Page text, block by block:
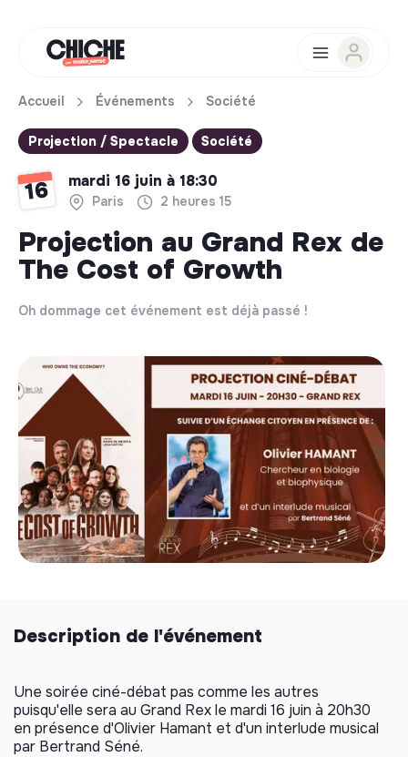
Accueil Événements Société
Projection / Spectacle Société
16 mardi 16 juin à 18:30
Paris 2 heures 15
Projection au Grand Rex de
The Cost of Growth
Oh dommage cet événement est déjà passé !
Description de l'événement
Une soirée ciné-débat pas comme les autres
puisqu'elle sera au Grand Rex le mardi 16 juin à 20h30
en présence d'Olivier Hamant et d'un interlude musical
par Bertrand Séné.